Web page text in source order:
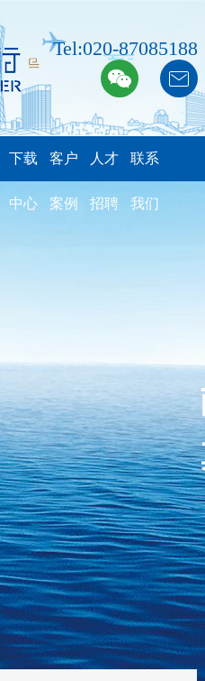
Tel:020-87085188
下载
中心
客户
案例
人才
招聘
联系
我们